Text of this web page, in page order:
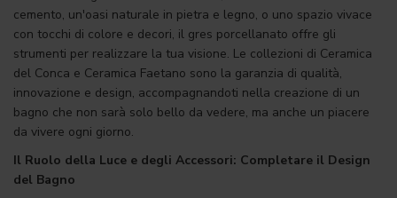
cemento, un'oasi naturale in pietra e legno, o uno spazio vivace
con tocchi di colore e decori, il gres porcellanato offre gli
strumenti per realizzare la tua visione. Le collezioni di Ceramica
del Conca e Ceramica Faetano sono la garanzia di qualità,
innovazione e design, accompagnandoti nella creazione di un
bagno che non sarà solo bello da vedere, ma anche un piacere
da vivere ogni giorno.
Il Ruolo della Luce e degli Accessori: Completare il Design
del Bagno